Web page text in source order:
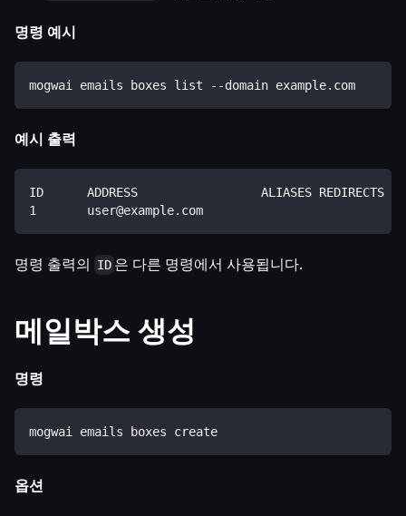
명령 예시
mogwai emails boxes list --domain example.com
예시 출력
ID      ADDRESS                 ALIASES REDIRECTS
1       user@example.com
명령 출력의 ID 은 다른 명령에서 사용됩니다.
메일박스 생성
명령
mogwai emails boxes create
옵션